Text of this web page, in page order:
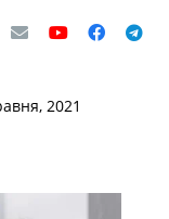
2021